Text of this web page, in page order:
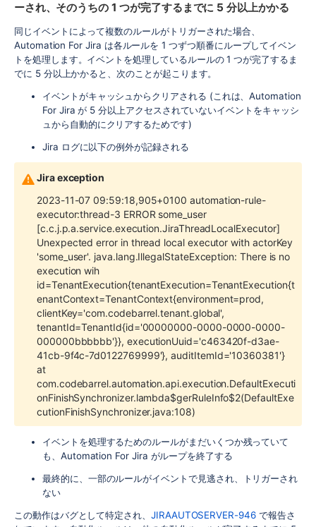
ーされ、そのうちの 1 つが完了するまでに 5 分以上かかる
同じイベントによって複数のルールがトリガーされた場合、
Automation For Jira は各ルールを 1 つずつ順番にループしてイベン
トを処理します。イベントを処理しているルールの 1 つが完了するま
でに 5 分以上かかると、次のことが起こります。
イベントがキャッシュからクリアされる (これは、Automation
For Jira が 5 分以上アクセスされていないイベントをキャッシ
ュから自動的にクリアするためです)
Jira ログに以下の例外が記録される
Jira exception
2023-11-07 09:59:18,905+0100 automation-rule-
executor:thread-3 ERROR some_user
[c.c.j.p.a.service.execution.JiraThreadLocalExecutor]
Unexpected error in thread local executor with actorKey
'some_user'. java.lang.IllegalStateException: There is no
execution wih
id=TenantExecution{tenantExecution=TenantExecution{t
enantContext=TenantContext{environment=prod,
clientKey='com.codebarrel.tenant.global',
tenantId=TenantId{id='00000000-0000-0000-0000-
000000bbbbbb'}}, executionUuid='c463420f-d3ae-
41cb-9f4c-7d0122769999'}, auditItemId='10360381'}
at
com.codebarrel.automation.api.execution.DefaultExecuti
onFinishSynchronizer.lambda$gerRuleInfo$2(DefaultExe
cutionFinishSynchronizer.java:108)
イベントを処理するためのルールがまだいくつか残っていて
も、Automation For Jira がループを終了する
最終的に、一部のルールがイベントで見逃され、トリガーされ
ない
この動作はバグとして特定され、 JIRAAUTOSERVER-946で報告さ